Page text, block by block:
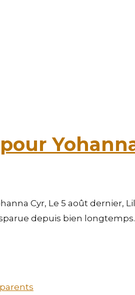
Cyr, Le 5 août dernier,
depuis bien longtemps.